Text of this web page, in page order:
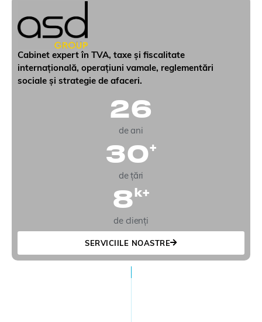
g
n
u
p
Cabinet expert în TVA, taxe și fiscalitate
internațională, operațiuni vamale, reglementări
sociale și strategie de afaceri.
de ani
26
de țări
30+
de clienți
8k+
SERVICIILE NOASTRE